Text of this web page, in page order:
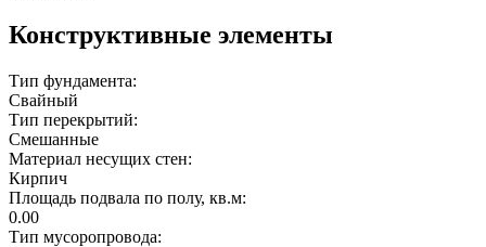
Конструктивные элементы
Тип фундамента:
Свайный
Тип перекрытий:
Смешанные
Материал несущих стен:
Кирпич
Площадь подвала по полу, кв.м:
0.00
Тип мусоропровода: